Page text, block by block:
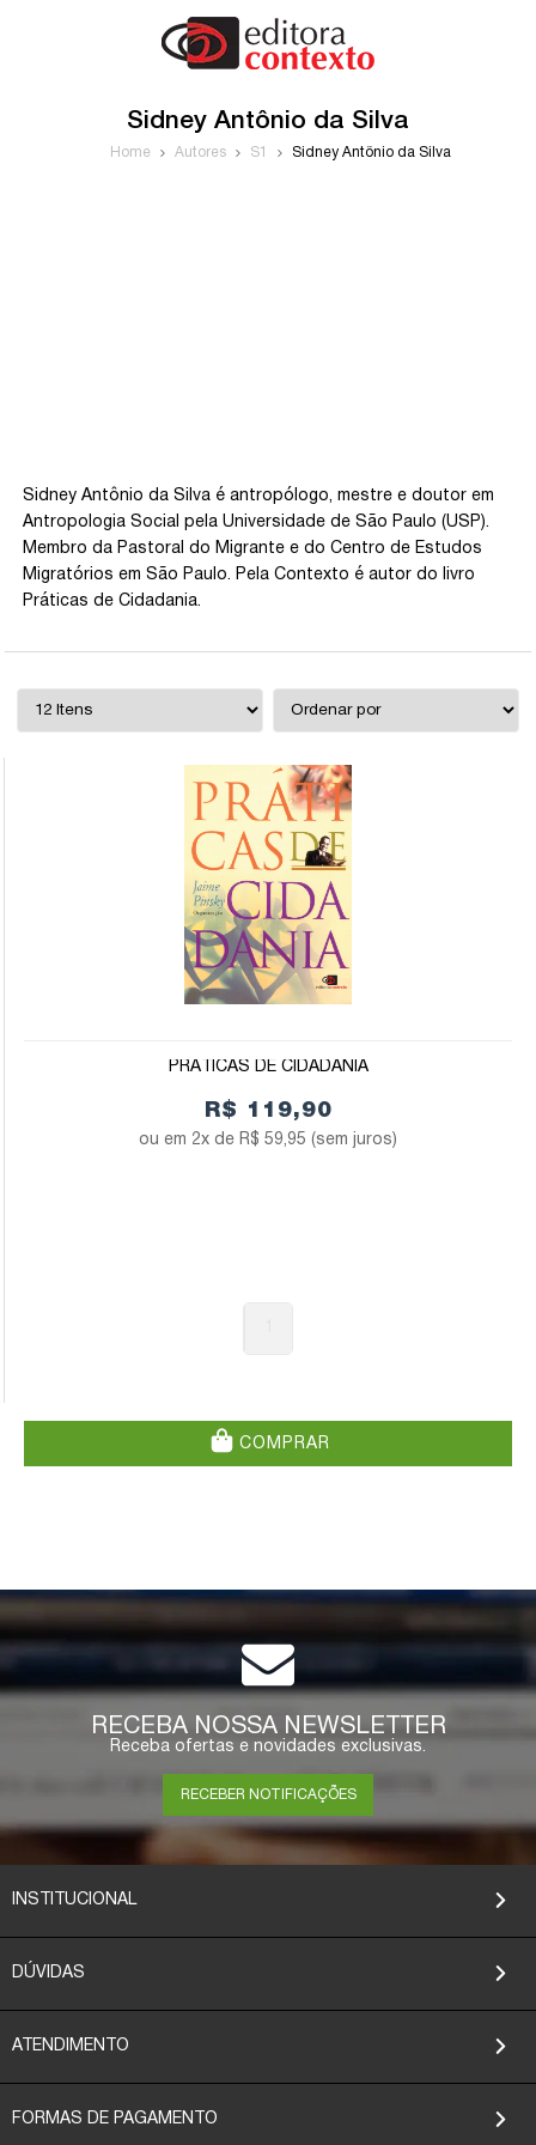
Sidney Antônio da Silva
Home Autores S1 Sidney Antônio da Silva
Sidney Antônio da Silva é antropólogo, mestre e doutor em
Antropologia Social pela Universidade de São Paulo (USP).
Membro da Pastoral do Migrante e do Centro de Estudos
Migratórios em São Paulo. Pela Contexto é autor do livro
Práticas de Cidadania.
PRÁTICAS DE CIDADANIA
R$ 119,90
2x de R$ 59,95 (sem juros)
COMPRAR
RECEBA NOSSA NEWSLETTER
Receba ofertas e novidades exclusivas.
RECEBER NOTIFICAÇÕES
INSTITUCIONAL
DÚVIDAS
ATENDIMENTO
FORMAS DE PAGAMENTO